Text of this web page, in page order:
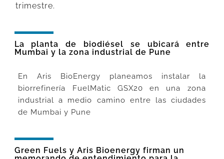
trimestre.
La planta de biodiésel se ubicará entre
Mumbai y la zona industrial de Pune
En Aris BioEnergy planeamos instalar la
biorrefinería FuelMatic GSX20 en una zona
industrial a medio camino entre las ciudades
de Mumbai y Pune
Green Fuels y Aris Bioenergy firman un